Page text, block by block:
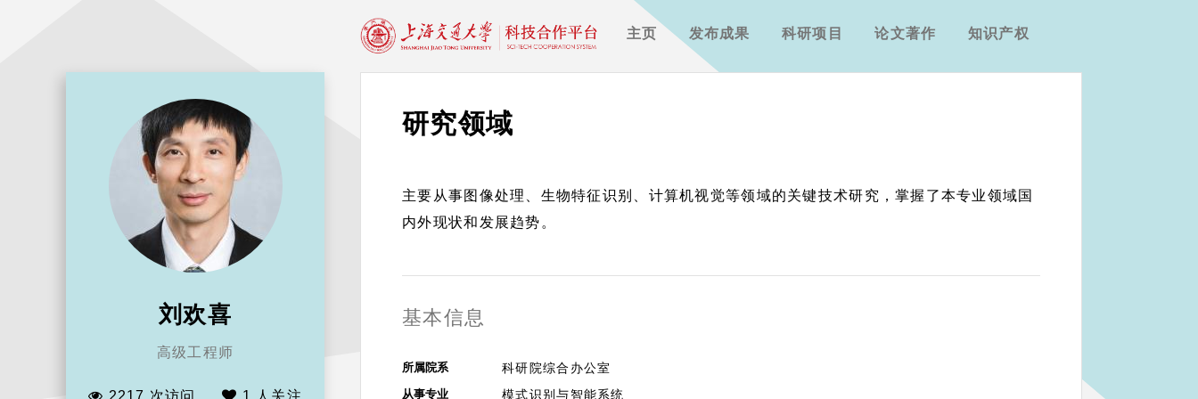
主页 发布成果 科研项目 论文著作 知识产权
刘欢喜
高级工程师
2217 次访问 1 人关注
研究领域
主要从事图像处理、生物特征识别、计算机视觉等领域的关键技术研究，掌握了本专业领域国
内外现状和发展趋势。
基本信息
所属院系 科研院综合办公室
从事专业 模式识别与智能系统